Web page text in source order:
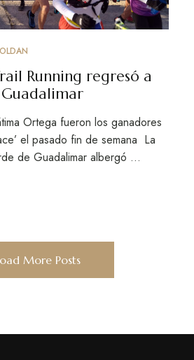
Running regresó a
Ortega fueron los ganadores
el pasado fin de semana La
de Guadalimar albergó …
More Posts